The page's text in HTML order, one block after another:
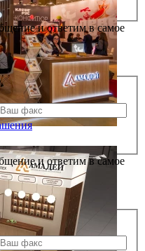
и ответим в самое
и ответим в самое